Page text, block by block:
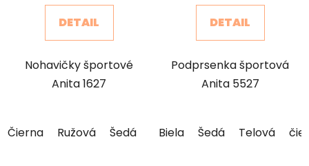
DETAIL
Nohavičky športové
Anita 1627
Čierna Ružová Šedá
3,0
z
hviezdičiek.
DETAIL
Podprsenka športová
Anita 5527
Biela Šedá Telová